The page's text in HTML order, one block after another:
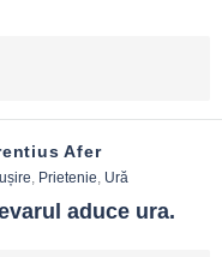
Afer
, Prietenie, Ură
aduce ura.